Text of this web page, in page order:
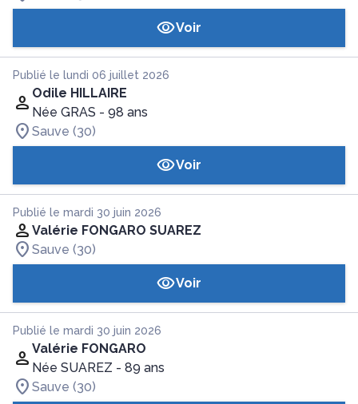
Voir
Publié le lundi 06 juillet 2026
Odile HILLAIRE
Née GRAS - 98 ans
Sauve (30)
Voir
Publié le mardi 30 juin 2026
Valérie FONGARO SUAREZ
Sauve (30)
Voir
Publié le mardi 30 juin 2026
Valérie FONGARO
Née SUAREZ - 89 ans
Sauve (30)